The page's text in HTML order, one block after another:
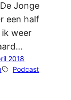
Jonge
een half
weer
2018
Podcast